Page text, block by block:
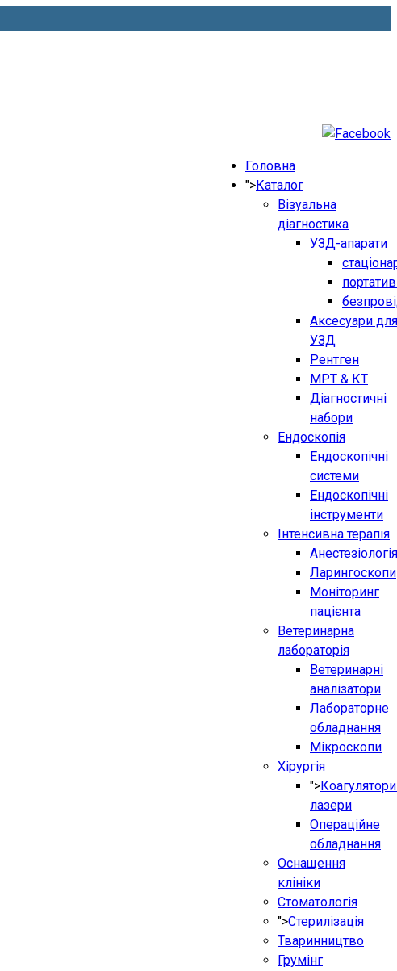
Головна
">Каталог
Візуальна
діагностика
УЗД-апарати
Аксесуари для
УЗД
Рентген
МРТ & КТ
Діагностичні
набори
Ендоскопія
Ендоскопічні
системи
Ендоскопічні
інструменти
Інтенсивна терапія
Анестезіологія
Ларингоскопи
Моніторинг
пацієнта
Ветеринарна
лабораторія
Ветеринарні
аналізатори
Лабораторне
обладнання
Мікроскопи
Хірургія
">
лазери
Операційне
обладнання
Оснащення
клініки
Стоматологія
">Стерилізація
Тваринництво
Грумінг